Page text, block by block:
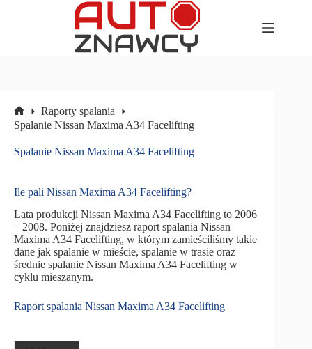
Strona
główna
Raporty spalania
Spalanie Nissan Maxima A34 Facelifting
Spalanie Nissan Maxima A34 Facelifting
Ile pali Nissan Maxima A34 Facelifting?
Lata produkcji Nissan Maxima A34 Facelifting to 2006
– 2008. Poniżej znajdziesz raport spalania Nissan
Maxima A34 Facelifting, w którym zamieściliśmy takie
dane jak spalanie w mieście, spalanie w trasie oraz
średnie spalanie Nissan Maxima A34 Facelifting w
cyklu mieszanym.
Raport spalania Nissan Maxima A34 Facelifting